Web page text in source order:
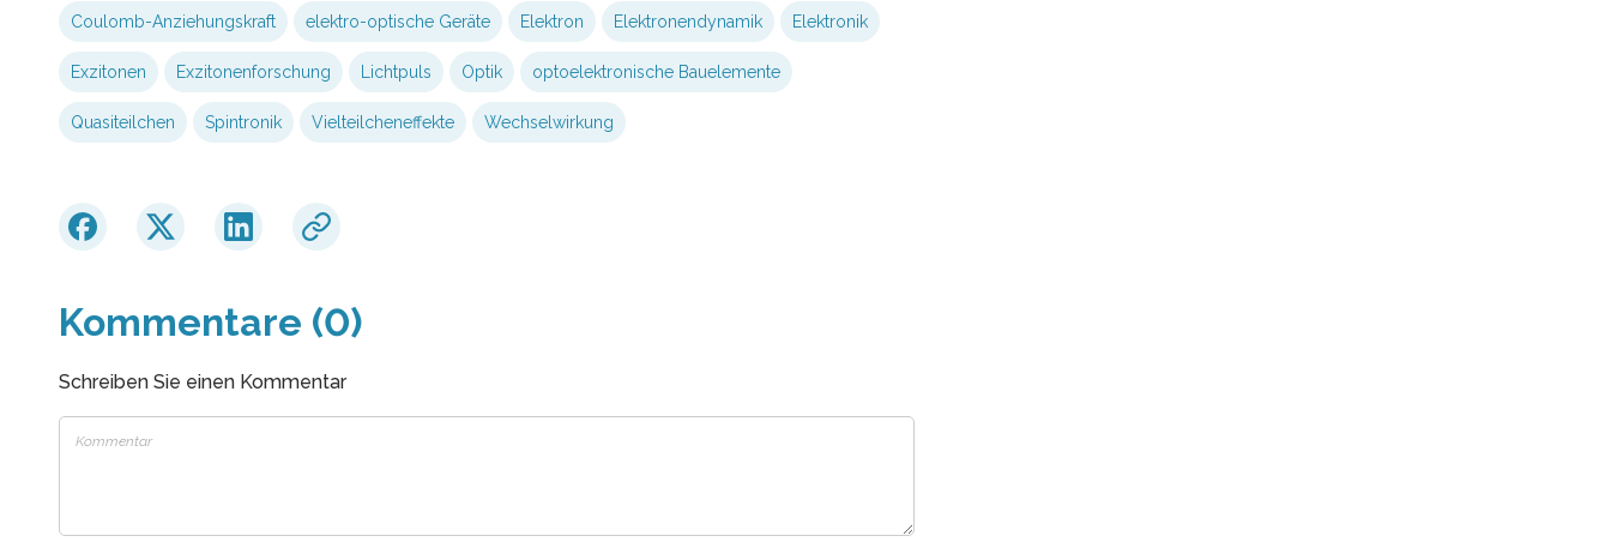
Coulomb-Anziehungskraft elektro-optische Geräte Elektron Elektronendynamik Elektronik
Exzitonen Exzitonenforschung Lichtpuls Optik optoelektronische Bauelemente
Quasiteilchen Spintronik Vielteilcheneffekte Wechselwirkung
Kommentare (0)
Schreiben Sie einen Kommentar